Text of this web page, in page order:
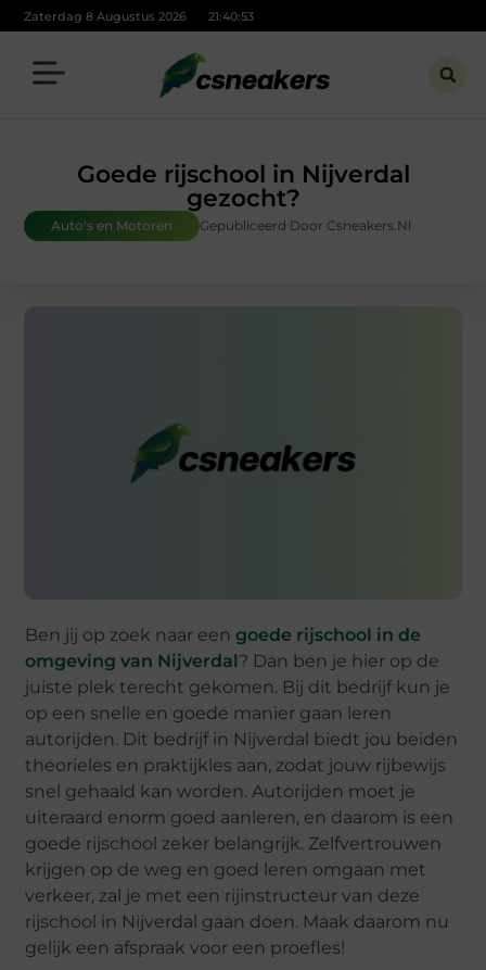
Zaterdag 8 Augustus 2026 21:40:54
Goede rijschool in Nijverdal
gezocht?
Auto's en Motoren Gepubliceerd Door Csneakers.nl
Ben jij op zoek naar eengoede rijschool in de
omgeving van Nijverdal? Dan ben je hier op de
juiste plek terecht gekomen. Bij dit bedrijf kun je
op een snelle en goede manier gaan leren
autorijden. Dit bedrijf in Nijverdal biedt jou beiden
theorieles en praktijkles aan, zodat jouw rijbewijs
snel gehaald kan worden. Autorijden moet je
uiteraard enorm goed aanleren, en daarom is een
goede rijschool zeker belangrijk. Zelfvertrouwen
krijgen op de weg en goed leren omgaan met
verkeer, zal je met een rijinstructeur van deze
rijschool in Nijverdal gaan doen. Maak daarom nu
gelijk een afspraak voor een proefles!